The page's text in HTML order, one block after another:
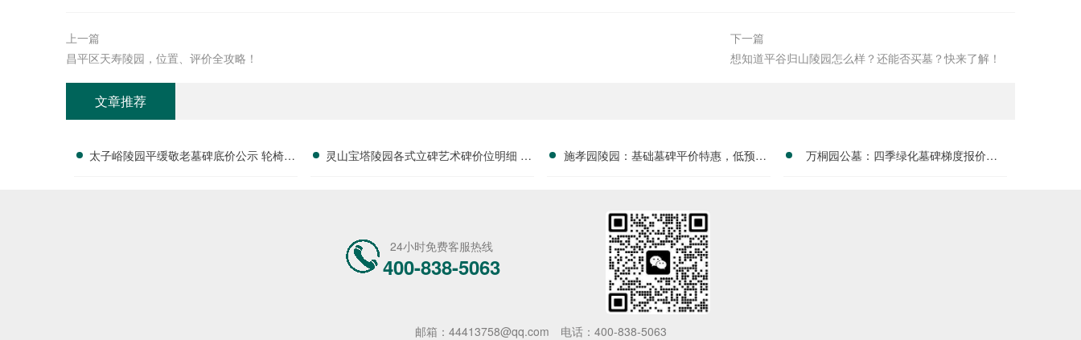
上一篇
昌平区天寿陵园，位置、评价全攻略！
下一篇
想知道平谷归山陵园怎么样？还能否买墓？快来了解！
文章推荐
太子峪陵园平缓敬老墓碑底价公示 轮椅配
灵山宝塔陵园各式立碑艺术碑价位明细 组
施孝园陵园：基础墓碑平价特惠，低预算
万桐园公墓：四季绿化墓碑梯度报价解
24小时免费客服热线
400-838-5063
邮箱：44413758@qq.com 电话：400-838-5063